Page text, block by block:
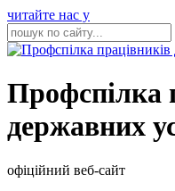
читайте нас у
Профспілка
державних
офіційний веб-сайт